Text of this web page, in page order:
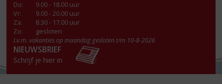
Do:
9.00 - 18.00 uur
Vr:
9.00 - 20.00 uur
Za:
8.30 - 17.00 uur
Zo:
gesloten
I.v.m. vakanties op maandag gesloten t/m 10-8-2026
NIEUWSBRIEF
Schrijf je hier in